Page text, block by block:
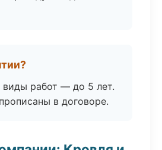
работ — до 5 лет.
в договоре.